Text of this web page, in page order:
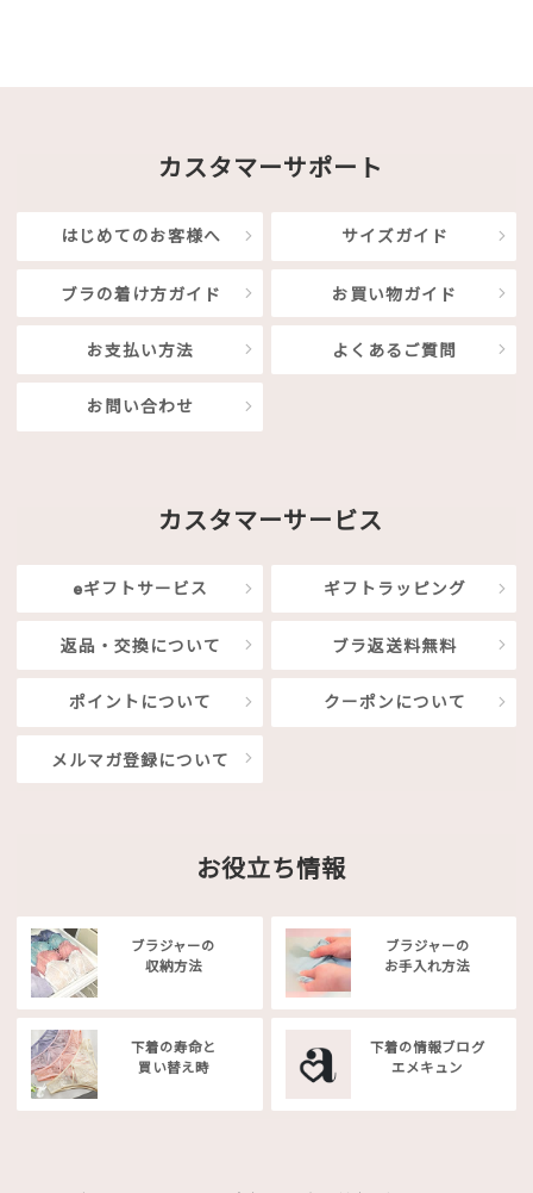
カスタマーサポート
はじめてのお客様へ サイズガイド
ブラの着け方ガイド お買い物ガイド
お支払い方法 よくあるご質問
お問い合わせ
カスタマーサービス
eギフトサービス ギフトラッピング
返品・交換について ブラ返送料無料
ポイントについて クーポンについて
メルマガ登録について
お役立ち情報
ブラジャーの
収納方法
ブラジャーの
お手入れ方法
下着の寿命と
買い替え時
下着の情報ブログ
エメキュン